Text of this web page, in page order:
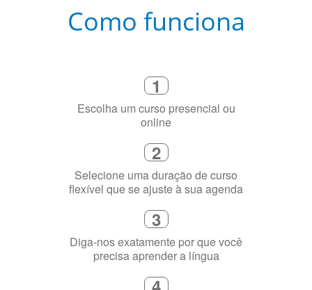
Como funciona
1
Escolha um curso presencial ou
online
2
Selecione uma duração de curso
flexível que se ajuste à sua agenda
3
Diga-nos exatamente por que você
precisa aprender a língua